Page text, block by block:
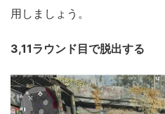
用しましょう。
3,11ラウンド目で脱出する